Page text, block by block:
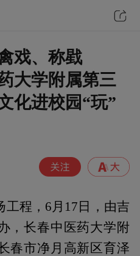
戏、称戥
大学附属第三
化进校园“玩”
工程，6月17日，由吉
，长春中医药大学附
春市净月高新区育泽